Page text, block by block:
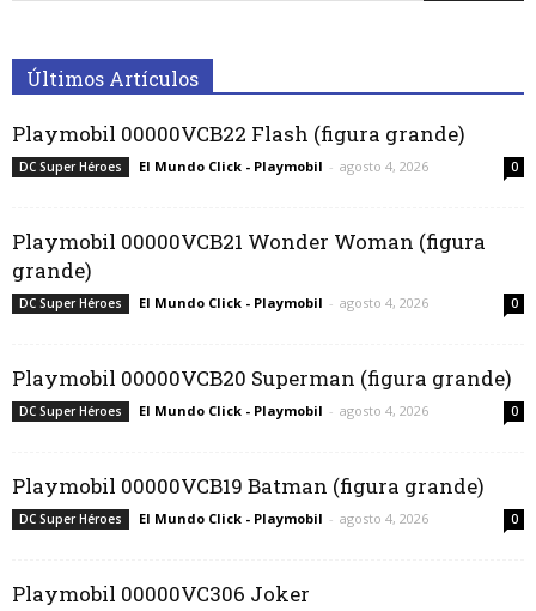
Últimos Artículos
Playmobil 00000VCB22 Flash (figura grande)
DC Super Héroes El Mundo Click - Playmobil - agosto 4, 2026 0
Playmobil 00000VCB21 Wonder Woman (figura
grande)
DC Super Héroes El Mundo Click - Playmobil - agosto 4, 2026 0
Playmobil 00000VCB20 Superman (figura grande)
DC Super Héroes El Mundo Click - Playmobil - agosto 4, 2026 0
Playmobil 00000VCB19 Batman (figura grande)
DC Super Héroes El Mundo Click - Playmobil - agosto 4, 2026 0
Playmobil 00000VC306 Joker